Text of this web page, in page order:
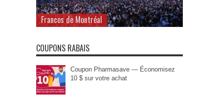
Francos de Montréal
COUPONS RABAIS
Coupon Pharmasave — Économisez
10 $ sur votre achat